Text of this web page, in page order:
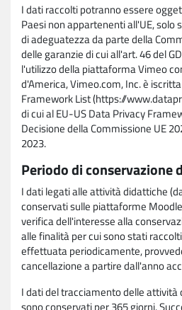
I dati raccolti potranno essere
Paesi non appartenenti all'UE, solo
di adeguatezza da parte della
delle garanzie di cui all'art. 46 del
l'utilizzo della piattaforma Vimeo
d'America, Vimeo.com, Inc. è
Framework List (https://
di cui al EU-US Data Privacy
Decisione della Commissione UE
2023.
Periodo di conservazione
I dati legati alle attività didattiche
conservati sulle piattaforme
verifica dell'interesse alla
alle finalità per cui sono stati
effettuata periodicamente,
cancellazione a partire dall'anno
I dati del tracciamento delle
sono conservati per 365 giorni.